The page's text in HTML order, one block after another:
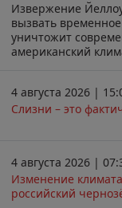
Извержение
вызвать
уничтожит
американский
4 августа 2026 |
Слизни – это
4 августа 2026 |
Изменение
российский